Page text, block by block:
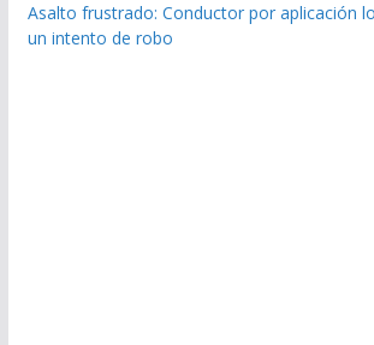
Asalto frustrado: Conductor por aplicación
un intento de robo